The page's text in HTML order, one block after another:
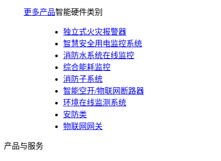
更多产品智能硬件类别
独立式火灾报警器
智慧安全用电监控系统
消防水系统在线监控
综合能耗监控
消防子系统
智能空开/物联网断路器
环境在线监测系统
安防类
物联网网关
产品与服务